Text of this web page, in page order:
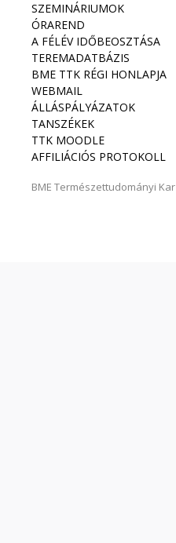
SZEMINÁRIUMOK
ÓRAREND
A FÉLÉV IDŐBEOSZTÁSA
TEREMADATBÁZIS
BME TTK RÉGI HONLAPJA
WEBMAIL
ÁLLÁSPÁLYÁZATOK
TANSZÉKEK
TTK MOODLE
AFFILIÁCIÓS PROTOKOLL
BME Természettudományi Kar